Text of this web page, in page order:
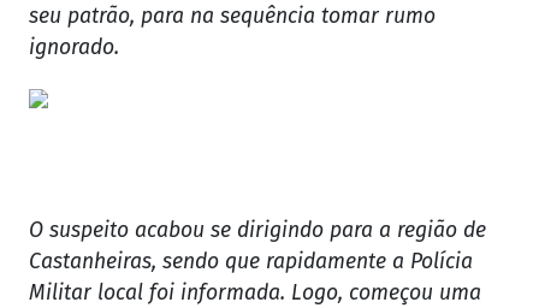
seu patrão, para na sequência tomar rumo
ignorado.
O suspeito acabou se dirigindo para a região de
Castanheiras, sendo que rapidamente a Polícia
Militar local foi informada. Logo, começou uma